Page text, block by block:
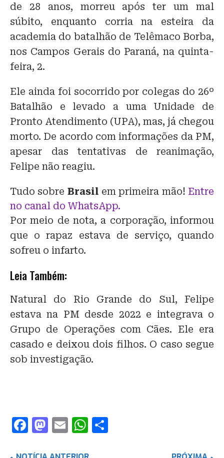
de 28 anos, morreu após ter um mal
súbito, enquanto corria na esteira da
academia do batalhão de Telêmaco Borba,
nos Campos Gerais do Paraná, na quinta-
feira, 2.
Ele ainda foi socorrido por colegas do 26º
Batalhão e levado a uma Unidade de
Pronto Atendimento (UPA), mas, já chegou
morto. De acordo com informações da PM,
apesar das tentativas de reanimação,
Felipe não reagiu.
Tudo sobre Brasil em primeira mão! Entre
no canal do WhatsApp.
Por meio de nota, a corporação, informou
que o rapaz estava de serviço, quando
sofreu o infarto.
Leia Também:
Natural do Rio Grande do Sul, Felipe
estava na PM desde 2022 e integrava o
Grupo de Operações com Cães. Ele era
casado e deixou dois filhos. O caso segue
sob investigação.
F
M E
W